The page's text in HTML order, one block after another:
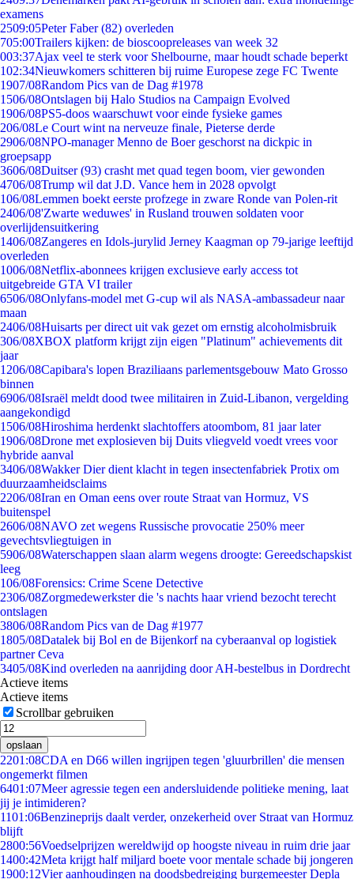
examens
2509:05Peter Faber (82) overleden
705:00Trailers kijken: de bioscoopreleases van week 32
003:37Ajax veel te sterk voor Shelbourne, maar houdt schade beperkt
102:34Nieuwkomers schitteren bij ruime Europese zege FC Twente
1907/08Random Pics van de Dag #1978
1506/08Ontslagen bij Halo Studios na Campaign Evolved
1906/08PS5-doos waarschuwt voor einde fysieke games
206/08Le Court wint na nerveuze finale, Pieterse derde
2906/08NPO-manager Menno de Boer geschorst na dickpic in
groepsapp
3606/08Duitser (93) crasht met quad tegen boom, vier gewonden
4706/08Trump wil dat J.D. Vance hem in 2028 opvolgt
106/08Lemmen boekt eerste profzege in zware Ronde van Polen-rit
2406/08'Zwarte weduwes' in Rusland trouwen soldaten voor
overlijdensuitkering
1406/08Zangeres en Idols-jurylid Jerney Kaagman op 79-jarige leeftijd
overleden
1006/08Netflix-abonnees krijgen exclusieve early access tot
uitgebreide GTA VI trailer
6506/08Onlyfans-model met G-cup wil als NASA-ambassadeur naar
maan
2406/08Huisarts per direct uit vak gezet om ernstig alcoholmisbruik
306/08XBOX platform krijgt zijn eigen "Platinum" achievements dit
jaar
1206/08Capibara's lopen Braziliaans parlementsgebouw Mato Grosso
binnen
6906/08Israël meldt dood twee militairen in Zuid-Libanon, vergelding
aangekondigd
1506/08Hiroshima herdenkt slachtoffers atoombom, 81 jaar later
1906/08Drone met explosieven bij Duits vliegveld voedt vrees voor
hybride aanval
3406/08Wakker Dier dient klacht in tegen insectenfabriek Protix om
duurzaamheidsclaims
2206/08Iran en Oman eens over route Straat van Hormuz, VS
buitenspel
2606/08NAVO zet wegens Russische provocatie 250% meer
gevechtsvliegtuigen in
5906/08Waterschappen slaan alarm wegens droogte: Gereedschapskist
leeg
106/08Forensics: Crime Scene Detective
2306/08Zorgmedewerkster die 's nachts haar vriend bezocht terecht
ontslagen
3806/08Random Pics van de Dag #1977
1805/08Datalek bij Bol en de Bijenkorf na cyberaanval op logistiek
partner Ceva
3405/08Kind overleden na aanrijding door AH-bestelbus in Dordrecht
Actieve items
Actieve items
Scrollbar gebruiken
opslaan
2201:08CDA en D66 willen ingrijpen tegen 'gluurbrillen' die mensen
ongemerkt filmen
6401:07Meer agressie tegen een andersluidende politieke mening, laat
jij je intimideren?
1101:06Benzineprijs daalt verder, onzekerheid over Straat van Hormuz
blijft
2800:56Voedselprijzen wereldwijd op hoogste niveau in ruim drie jaar
1400:42Meta krijgt half miljard boete voor mentale schade bij jongeren
1900:12Vier aanhoudingen na doodsbedreiging burgemeester Depla